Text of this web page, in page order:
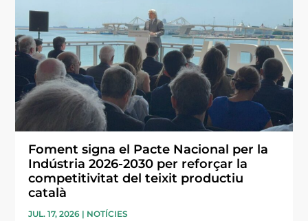
Foment signa el Pacte Nacional per la
Indústria 2026-2030 per reforçar la
competitivitat del teixit productiu
català
JUL. 17, 2026 | NOTÍCIES